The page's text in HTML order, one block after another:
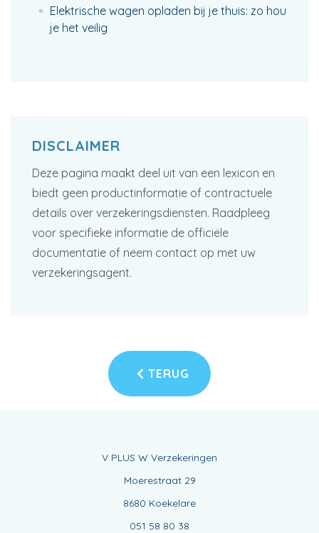
Elektrische wagen opladen bij je thuis: zo hou
je het veilig
DISCLAIMER
Deze pagina maakt deel uit van een lexicon en
biedt geen productinformatie of contractuele
details over verzekeringsdiensten. Raadpleeg
voor specifieke informatie de officiële
documentatie of neem contact op met uw
verzekeringsagent.
TERUG
V PLUS W Verzekeringen
Moerestraat 29
8680 Koekelare
051 58 80 38